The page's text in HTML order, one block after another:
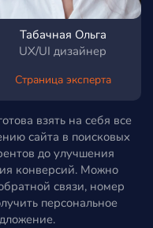
Табачная Ольга
UX/UI дизайнер
Страница эксперта
взять на себя все
сайта в поисковых
до улучшения
конверсий. Можно
связи, номер
персональное